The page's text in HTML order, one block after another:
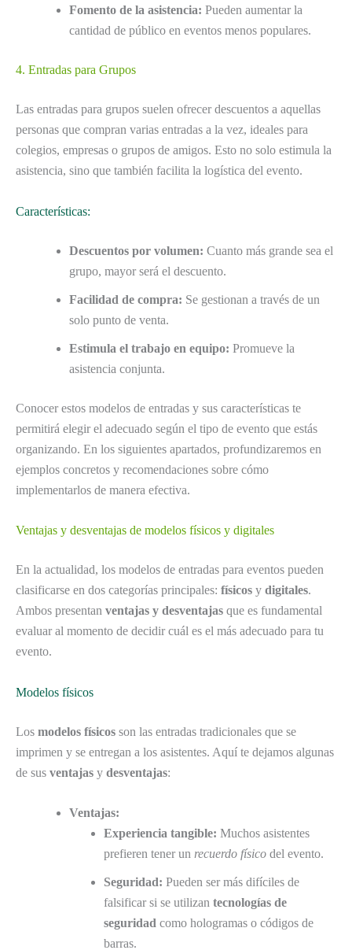
Fomento de la asistencia: Pueden aumentar la
cantidad de público en eventos menos populares.
4. Entradas para Grupos
Las entradas para grupos suelen ofrecer descuentos a aquellas
personas que compran varias entradas a la vez, ideales para
colegios, empresas o grupos de amigos. Esto no solo estimula la
asistencia, sino que también facilita la logística del evento.
Características:
Descuentos por volumen: Cuanto más grande sea el
grupo, mayor será el descuento.
Facilidad de compra: Se gestionan a través de un
solo punto de venta.
Estimula el trabajo en equipo: Promueve la
asistencia conjunta.
Conocer estos modelos de entradas y sus características te
permitirá elegir el adecuado según el tipo de evento que estás
organizando. En los siguientes apartados, profundizaremos en
ejemplos concretos y recomendaciones sobre cómo
implementarlos de manera efectiva.
Ventajas y desventajas de modelos físicos y digitales
En la actualidad, los modelos de entradas para eventos pueden
clasificarse en dos categorías principales: físicos y digitales.
Ambos presentan ventajas y desventajas que es fundamental
evaluar al momento de decidir cuál es el más adecuado para tu
evento.
Modelos físicos
Los modelos físicos son las entradas tradicionales que se
imprimen y se entregan a los asistentes. Aquí te dejamos algunas
de sus ventajas y desventajas:
Ventajas:
Experiencia tangible: Muchos asistentes
prefieren tener un recuerdo físico del evento.
Seguridad: Pueden ser más difíciles de
falsificar si se utilizan tecnologías de
seguridad como hologramas o códigos de
barras.